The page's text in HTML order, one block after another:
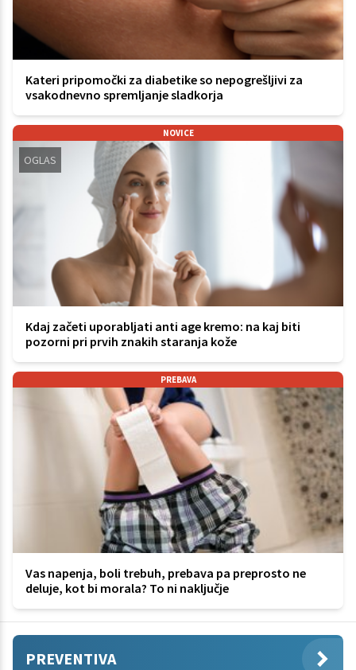
Kateri pripomočki za diabetike so nepogrešljivi za
vsakodnevno spremljanje sladkorja
NOVICE
OGLAS
Kdaj začeti uporabljati anti age kremo: na kaj biti
pozorni pri prvih znakih staranja kože
PREBAVA
Vas napenja, boli trebuh, prebava pa preprosto ne
deluje, kot bi morala? To ni naključje
PREVENTIVA